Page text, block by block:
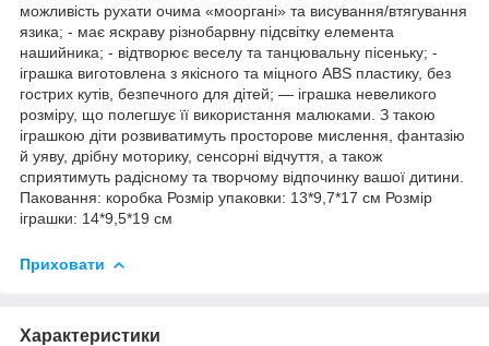
можливість рухати очима «мооргані» та висування/втягування
язика; - має яскраву різнобарвну підсвітку елемента
нашийника; - відтворює веселу та танцювальну пісеньку; -
іграшка виготовлена з якісного та міцного ABS пластику, без
гострих кутів, безпечного для дітей; — іграшка невеликого
розміру, що полегшує її використання малюками. З такою
іграшкою діти розвиватимуть просторове мислення, фантазію
й уяву, дрібну моторику, сенсорні відчуття, а також
сприятимуть радісному та творчому відпочинку вашої дитини.
Паковання: коробка Розмір упаковки: 13*9,7*17 см Розмір
іграшки: 14*9,5*19 см
Приховати
Характеристики